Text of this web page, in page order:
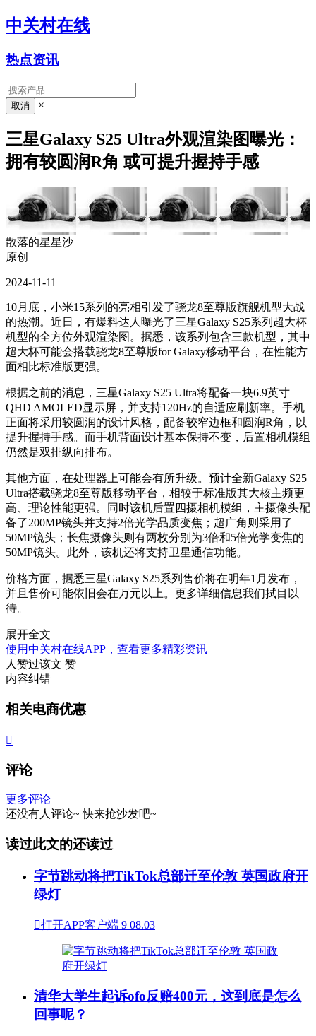
中关村在线
热点资讯
×
三星Galaxy S25 Ultra外观渲染图曝光：
拥有较圆润R角 或可提升握持手感
散落的星星沙
原创
2024-11-11
10月底，小米15系列的亮相引发了骁龙8至尊版旗舰机型大战
的热潮。近日，有爆料达人曝光了三星Galaxy S25系列超大杯
机型的全方位外观渲染图。据悉，该系列包含三款机型，其中
超大杯可能会搭载骁龙8至尊版for Galaxy移动平台，在性能方
面相比标准版更强。
根据之前的消息，三星Galaxy S25 Ultra将配备一块6.9英寸
QHD AMOLED显示屏，并支持120Hz的自适应刷新率。手机
正面将采用较圆润的设计风格，配备较窄边框和圆润R角，以
提升握持手感。而手机背面设计基本保持不变，后置相机模组
仍然是双排纵向排布。
其他方面，在处理器上可能会有所升级。预计全新Galaxy S25
Ultra搭载骁龙8至尊版移动平台，相较于标准版其大核主频更
高、理论性能更强。同时该机后置四摄相机模组，主摄像头配
备了200MP镜头并支持2倍光学品质变焦；超广角则采用了
50MP镜头；长焦摄像头则有两枚分别为3倍和5倍光学变焦的
50MP镜头。此外，该机还将支持卫星通信功能。
价格方面，据悉三星Galaxy S25系列售价将在明年1月发布，
并且售价可能依旧会在万元以上。更多详细信息我们拭目以
待。
展开全文
使用中关村在线APP，查看更多精彩资讯
人赞过该文 赞
内容纠错
相关电商优惠

评论
更多评论
还没有人评论~ 快来抢沙发吧~
读过此文的还读过
字节跳动将把TikTok总部迁至伦敦 英国政府开
绿灯
打开APP客户端 9 08.03
清华大学生起诉ofo反赔400元，这到底是怎么
回事呢？